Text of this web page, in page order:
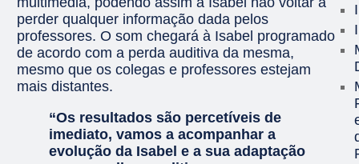
perder qualquer informação dada pelos
professores. O som chegará à Isabel programado
de acordo com a perda auditiva da mesma,
mesmo que os colegas e professores estejam
mais distantes.
“Os resultados são percetíveis de
imediato, vamos a acompanhar a
evolução da Isabel e a sua adaptação